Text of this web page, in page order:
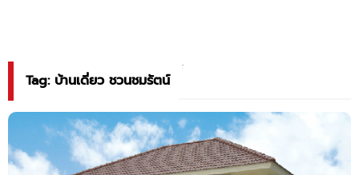
Tag: บ้านเดี่ยว ชวนชมรัตน์